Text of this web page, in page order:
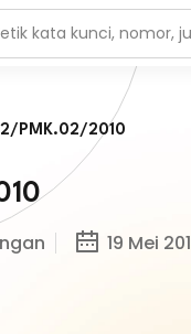
PMK.02/2010
19 Mei